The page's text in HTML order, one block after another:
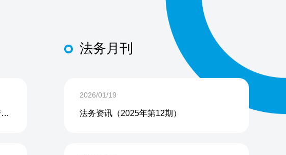
向内扎根，向新生长｜"跨境・跨界・跨周期企业内生力沙龙"成功举办
法务月刊
2026/01/19
法务资讯（2025年第12期）